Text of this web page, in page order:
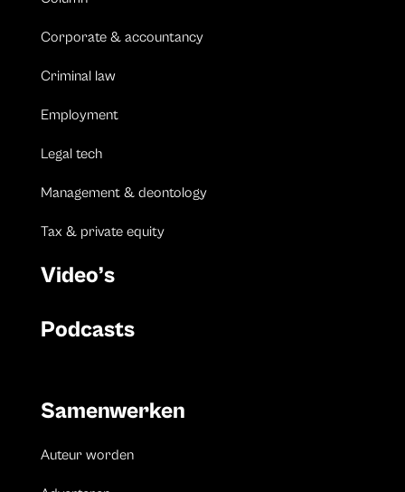
Corporate & accountancy
Criminal law
Employment
Legal tech
Management & deontology
Tax & private equity
Video’s
Podcasts
Samenwerken
Auteur worden